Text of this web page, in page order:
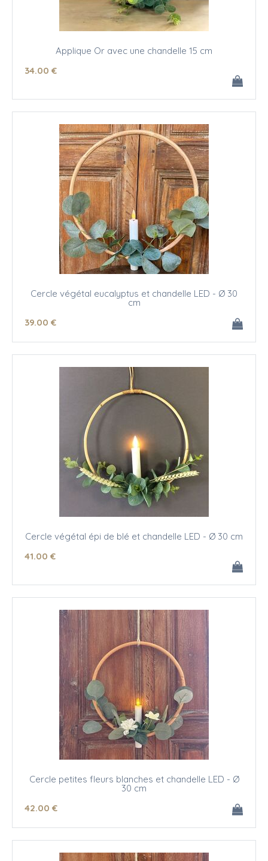
Applique Or avec une chandelle 15 cm
34.00 €
Cercle végétal eucalyptus et chandelle LED - Ø 30
cm
39.00 €
Cercle végétal épi de blé et chandelle LED - Ø 30 cm
41.00 €
Cercle petites fleurs blanches et chandelle LED - Ø
30 cm
42.00 €